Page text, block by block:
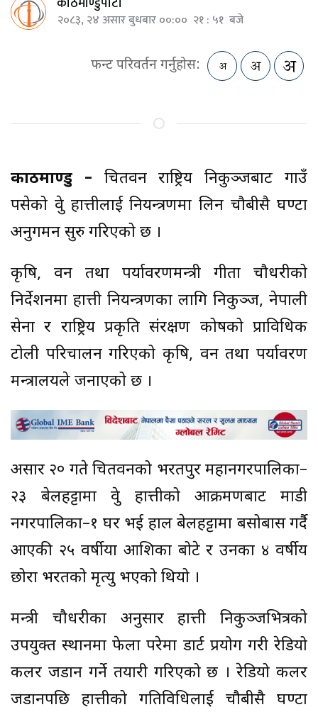
२०८३, २४ असार बुधबार ००:०० २१ : ५१ बजे
फन्ट परिवर्तन गर्नुहोस:
काठमाण्डु – चितवन राष्ट्रिय निकुञ्जबाट गाउँ
पसेको ध्रुवे हात्तीलाई नियन्त्रणमा लिन चौबीसै घण्टा
अनुगमन सुरु गरिएको छ ।
कृषि, वन तथा पर्यावरणमन्त्री गीता चौधरीको
निर्देशनमा हात्ती नियन्त्रणका लागि निकुञ्ज, नेपाली
सेना र राष्ट्रिय प्रकृति संरक्षण कोषको प्राविधिक
टोली परिचालन गरिएको कृषि, वन तथा पर्यावरण
मन्त्रालयले जनाएको छ ।
असार २० गते चितवनको भरतपुर महानगरपालिका–
२३ बेलहट्टामा ध्रुवे हात्तीको आक्रमणबाट माडी
नगरपालिका–१ घर भई हाल बेलहट्टामा बसोबास गर्दै
आएकी २५ वर्षीया आशिका बोटे र उनका ४ वर्षीय
छोरा भरतको मृत्यु भएको थियो ।
मन्त्री चौधरीका अनुसार हात्ती निकुञ्जभित्रको
उपयुक्त स्थानमा फेला परेमा डार्ट प्रयोग गरी रेडियो
कलर जडान गर्ने तयारी गरिएको छ । रेडियो कलर
जडानपछि हात्तीको गतिविधिलाई चौबीसै घण्टा